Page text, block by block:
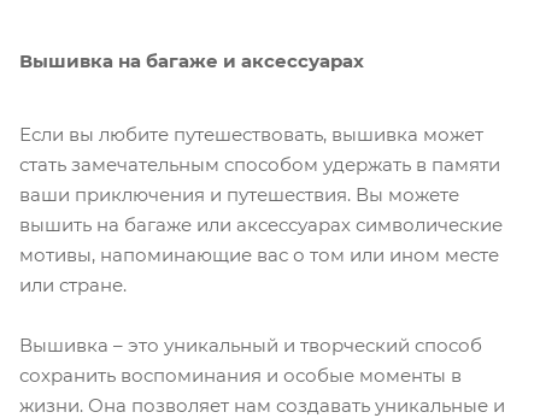
Вышивка на багаже и аксессуарах
Если вы любите путешествовать, вышивка может
стать замечательным способом удержать в памяти
ваши приключения и путешествия. Вы можете
вышить на багаже или аксессуарах символические
мотивы, напоминающие вас о том или ином месте
или стране.
Вышивка – это уникальный и творческий способ
сохранить воспоминания и особые моменты в
жизни. Она позволяет нам создавать уникальные и